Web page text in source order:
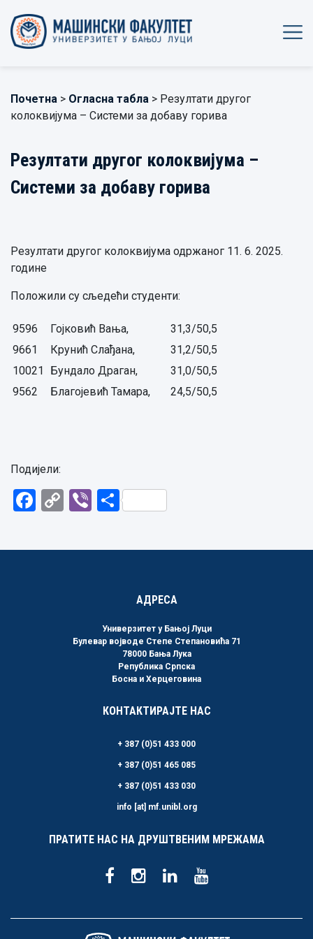
Почетна > Огласна табла > Резултати другог
колоквијума – Системи за добаву горива
Резултати другог колоквијума –
Системи за добаву горива
Резултати другог колоквијума одржаног 11. 6. 2025.
године
Положили су сљедећи студенти:
9596 Гојковић Вања,
31,3/50,5
9661
Крунић Слађана,
31,2/50,5
10021
Бундало Драган,
31,0/50,5
9562
Благојевић Тамара, 24,5/50,5
Подијели:
Facebook
CopyViberShare
АДРЕСА
Универзитет у Бањој Луци
Булевар војводе Степе Степановића 71
78000 Бања Лука
Република Српска
Босна и Херцеговина
КОНТАКТИРАЈТЕ НАС
+ 387 (0)51 433 000
+ 387 (0)51 465 085
+ 387 (0)51 433 030
info [at] mf.unibl.org
ПРАТИТЕ НАС НА ДРУШТВЕНИМ МРЕЖАМА